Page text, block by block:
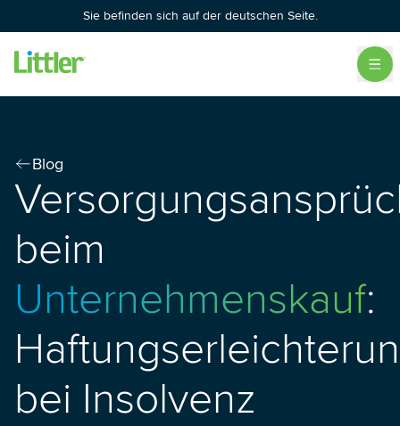
Sie befinden sich auf der deutschen Seite.
Blog
beim
Unternehmenskauf:
bei Insolvenz